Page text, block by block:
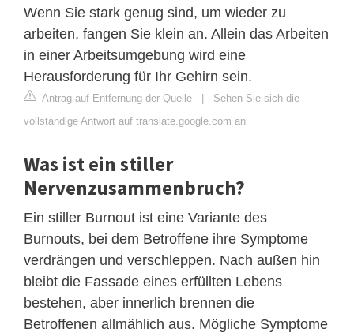
Wenn Sie stark genug sind, um wieder zu
arbeiten, fangen Sie klein an. Allein das Arbeiten
in einer Arbeitsumgebung wird eine
Herausforderung für Ihr Gehirn sein.
Antrag auf Entfernung der Quelle | Sehen Sie sich die
vollständige Antwort auf translate.google.com an
Was ist ein stiller
Nervenzusammenbruch?
Ein stiller Burnout ist eine Variante des
Burnouts, bei dem Betroffene ihre Symptome
verdrängen und verschleppen. Nach außen hin
bleibt die Fassade eines erfüllten Lebens
bestehen, aber innerlich brennen die
Betroffenen allmählich aus. Mögliche Symptome